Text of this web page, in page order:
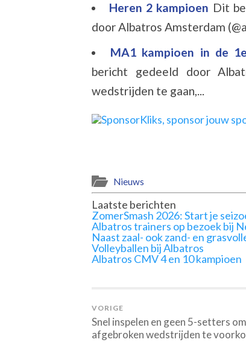
Heren 2 kampioen Dit
door Albatros Amsterdam
MA1 kampioen in de
bericht gedeeld door
wedstrijden te gaan,...
Nieuws
Laatste berichten
ZomerSmash 2026: Start je
Albatros trainers op bezoek bij
Naast zaal- ook zand- en
Volleyballen bij Albatros
Albatros CMV 4 en 10 kampioen
VORIGE
Snel inspelen en geen 5-setters om
afgebroken wedstrijden te